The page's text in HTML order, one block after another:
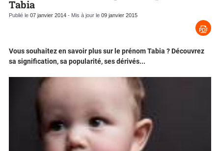
Tabia
Publié le 07 janvier 2014 - Mis à jour le 09 janvier 2015
Vous souhaitez en savoir plus sur le prénom Tabia ? Découvrez
sa signification, sa popularité, ses dérivés...